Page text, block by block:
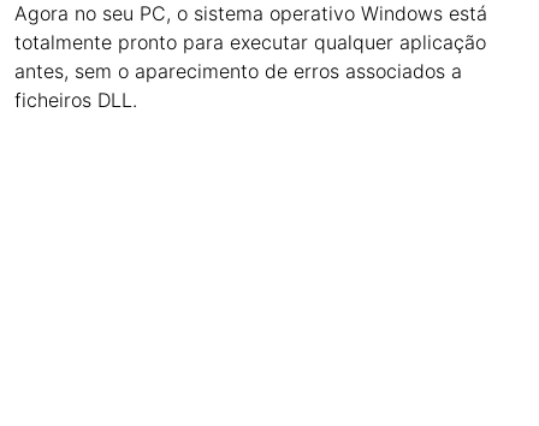
Agora no seu PC, o sistema operativo Windows está
totalmente pronto para executar qualquer aplicação
antes, sem o aparecimento de erros associados a
ficheiros DLL.